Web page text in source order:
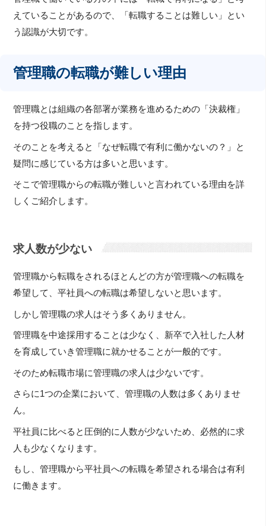
えていることがあるので、「転職することは難しい」とい
う認識が大切です。
管理職の転職が難しい理由
管理職とは組織の各部署が業務を進めるための「決裁権」
を持つ役職のことを指します。
そのことを考えると「なぜ転職で有利に働かないの？」と
疑問に感じている方は多いと思います。
そこで管理職からの転職が難しいと言われている理由を詳
しくご紹介します。
求人数が少ない
管理職から転職をされるほとんどの方が管理職への転職を
希望して、平社員への転職は希望しないと思います。
しかし管理職の求人はそう多くありません。
管理職を中途採用することは少なく、新卒で入社した人材
を育成していき管理職に就かせることが一般的です。
そのため転職市場に管理職の求人は少ないです。
さらに1つの企業において、管理職の人数は多くありませ
ん。
平社員に比べると圧倒的に人数が少ないため、必然的に求
人も少なくなります。
もし、管理職から平社員への転職を希望される場合は有利
に働きます。